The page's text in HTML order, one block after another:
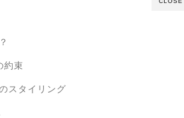
約束
スタイリング